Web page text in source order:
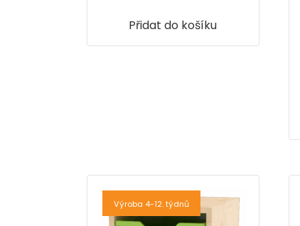
Přidat do košíku
Výroba 4-12. týdnů